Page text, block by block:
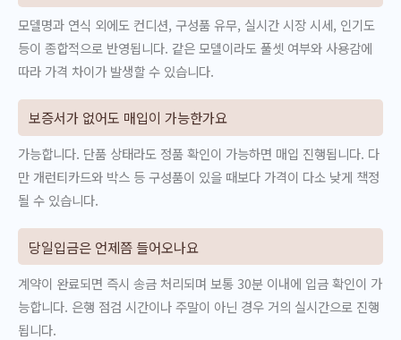
모델명과 연식 외에도 컨디션, 구성품 유무, 실시간 시장 시세, 인기도
등이 종합적으로 반영됩니다. 같은 모델이라도 풀셋 여부와 사용감에
따라 가격 차이가 발생할 수 있습니다.
보증서가 없어도 매입이 가능한가요
가능합니다. 단품 상태라도 정품 확인이 가능하면 매입 진행됩니다. 다
만 개런티카드와 박스 등 구성품이 있을 때보다 가격이 다소 낮게 책정
될 수 있습니다.
당일입금은 언제쯤 들어오나요
계약이 완료되면 즉시 송금 처리되며 보통 30분 이내에 입금 확인이 가
능합니다. 은행 점검 시간이나 주말이 아닌 경우 거의 실시간으로 진행
됩니다.